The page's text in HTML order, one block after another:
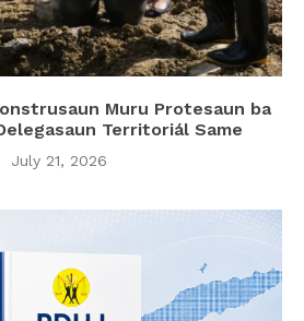
Muru Protesaun ba
Territoriál Same
July 21, 2026